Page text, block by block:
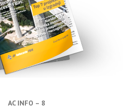
AC INFO – 8